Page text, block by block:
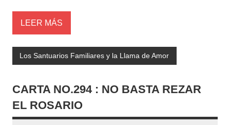
LEER MÁS
Los Santuarios Familiares y la Llama de Amor
CARTA NO.294 : NO BASTA REZAR
EL ROSARIO